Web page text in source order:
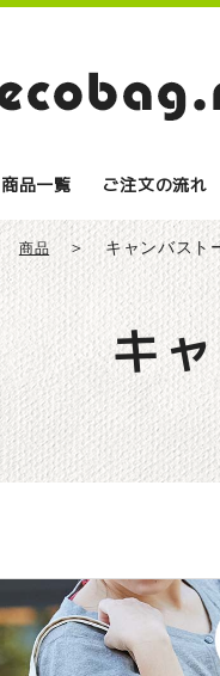
商品一覧 ご注文の流れ
商品 キャンバスト
キ